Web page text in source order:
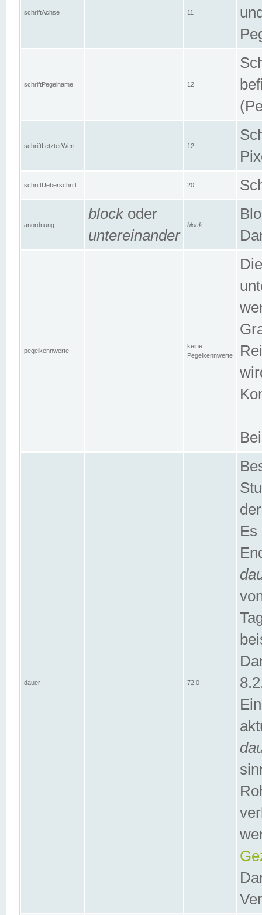
schriftAchse 11
schriftPegelname 12
schriftLetzterWert 12
schriftUeberschrift 20
anordnung
blockoder
untereinander
block
pegelkennwerte
keine
Pegelkennwerte
dauer 72;0
Es